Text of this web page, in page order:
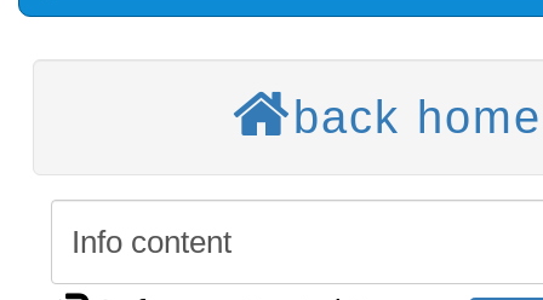
師生本土語及新住民語歌
轉知：「桃園市115學年
實施要點」
轉知：「115年金融知識
法」
轉知臺中市政府政風處製
back home